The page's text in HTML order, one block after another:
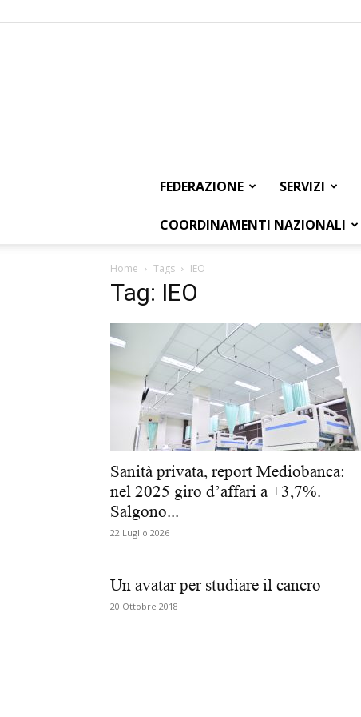
FEDERAZIONE SERVIZI
COORDINAMENTI NAZIONALI
Home Tags IEO
Tag: IEO
Sanità privata, report Mediobanca:
nel 2025 giro d’affari a +3,7%.
Salgono...
22 Luglio 2026
Un avatar per studiare il cancro
20 Ottobre 2018